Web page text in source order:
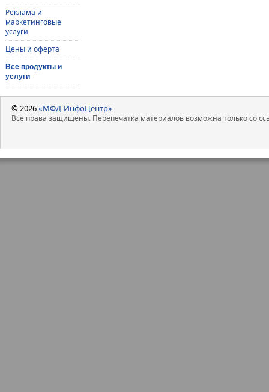
Реклама и
маркетинговые
услуги
Цены и оферта
Все продукты и
услуги
© 2026«МФД-ИнфоЦентр»
Все права защищены. Перепечатка материалов возможна только со